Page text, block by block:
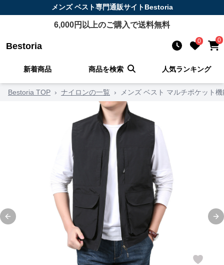
メンズ ベスト専門通販サイトBestoria
6,000円以上のご購入で送料無料
Bestoria 0 0
新着商品 商品を検索 人気ランキング
Bestoria TOP › ナイロンの一覧 › メンズ ベスト マルチポケット
Previous slide